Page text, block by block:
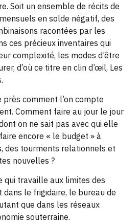
Soit un ensemble de récits de
en solde négatif, des
racontées par les
ces précieux inventaires qui
complexité, les modes d’être
d’où ce titre en clin d’œil, Les
comment l’on compte
Comment faire au jour le jour
on ne sait pas avec qui elle
encore « le budget » à
des tourments relationnels et
nouvelles ?
qui travaille aux limites des
dans le frigidaire, le bureau de
que dans les réseaux
souterraine.